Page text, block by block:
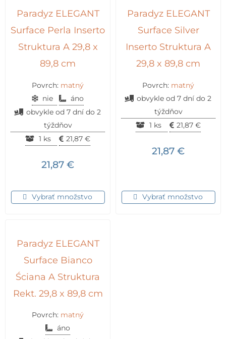
Paradyz ELEGANT
Surface Perla Inserto
Struktura A 29,8 x
89,8 cm
Povrch: matný
nie
áno
obvykle od 7 dní do 2
týždňov
1 ks
21,87 €
21,87 €
Vybrať množstvo
Paradyz ELEGANT
Surface Silver
Inserto Struktura A
29,8 x 89,8 cm
Povrch: matný
obvykle od 7 dní do 2
týždňov
1 ks
21,87 €
21,87 €
Vybrať množstvo
Paradyz ELEGANT
Surface Bianco
Ściana A Struktura
Rekt. 29,8 x 89,8 cm
Povrch: matný
áno